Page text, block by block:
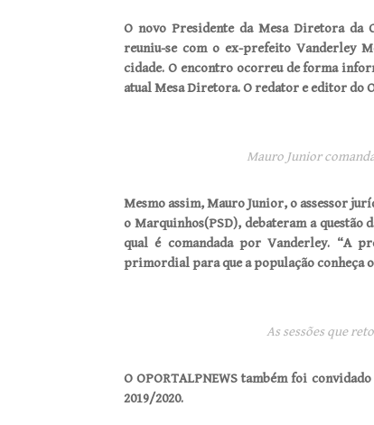
O novo Presidente da Mesa Diretora da
reuniu-se com o ex-prefeito Vanderley
cidade. O encontro ocorreu de forma
atual Mesa Diretora. O redator e editor do
Mauro Junior
Mesmo assim, Mauro Junior, o assessor
o Marquinhos(PSD), debateram a questão
qual é comandada por Vanderley. “A
primordial para que a população conheça
As sessões que
O OPORTALPNEWS também foi
2019/2020.